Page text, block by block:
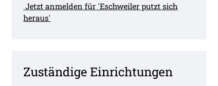
Jetzt anmelden für 'Eschweiler putzt sich
heraus'
Zuständige Einrichtungen